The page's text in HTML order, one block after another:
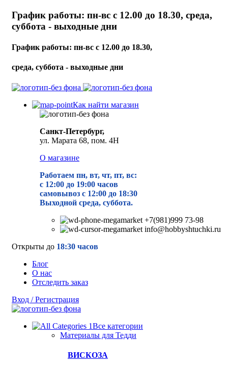
График работы: пн-вс с 12.00 до 18.30, среда,
суббота - выходные дни
График работы: пн-вс с 12.00 до 18.30,
среда, суббота - выходные дни
Как найти магазин
Санкт-Петербург,
ул. Марата 68, пом. 4Н
О магазине
Работаем пн, вт, чт, пт, вс:
с 12:00 до 19:00 часов
самовывоз с 12:00 до 18:30
Выходной среда, суббота.
+7(981)999 73-98
info@hobbyshtuchki.ru
Открыты до 18:30 часов
Блог
О нас
Отследить заказ
Вход / Регистрация
Все категории
Материалы для Тедди
ВИСКОЗА